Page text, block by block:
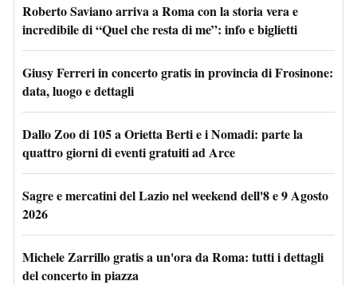
Roberto Saviano arriva a Roma con la storia vera e
incredibile di “Quel che resta di me”: info e biglietti
Giusy Ferreri in concerto gratis in provincia di Frosinone:
data, luogo e dettagli
Dallo Zoo di 105 a Orietta Berti e i Nomadi: parte la
quattro giorni di eventi gratuiti ad Arce
Sagre e mercatini del Lazio nel weekend dell'8 e 9 Agosto
2026
Michele Zarrillo gratis a un'ora da Roma: tutti i dettagli
del concerto in piazza